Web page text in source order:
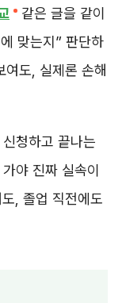
같은 글을 같이
맞는지” 판단하
도, 실제론 손해
청하고 끝나는
야 진짜 실속이
, 졸업 직전에도